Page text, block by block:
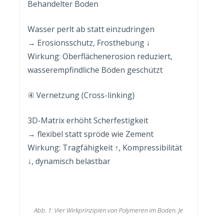
Behandelter Boden
Wasser perlt ab statt einzudringen
→ Erosionsschutz, Frosthebung ↓
Wirkung: Oberflächenerosion reduziert,
wasserempfindliche Böden geschützt
④ Vernetzung (Cross-linking)
3D-Matrix erhöht Scherfestigkeit
→ flexibel statt spröde wie Zement
Wirkung: Tragfähigkeit ↑, Kompressibilität
↓, dynamisch belastbar
Abb. 1: Vier Wirkprinzipien von Polymeren im Boden. Je